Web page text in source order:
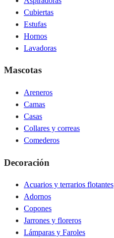
Cubiertas
Estufas
Hornos
Lavadoras
Mascotas
Areneros
Camas
Casas
Collares y correas
Comederos
Decoración
Acuarios y terrarios flotantes
Adornos
Copones
Jarrones y floreros
Lámparas y Faroles